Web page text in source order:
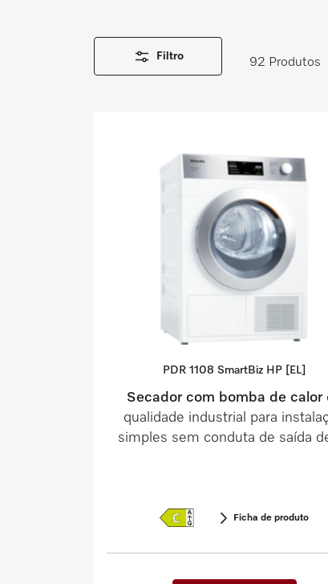
Miele MOVE
Filtro 92 Produtos
PDR 1108 SmartBiz HP [EL]
Secador com bomba de calor
qualidade industrial para
simples sem conduta de saída
Ficha de produto